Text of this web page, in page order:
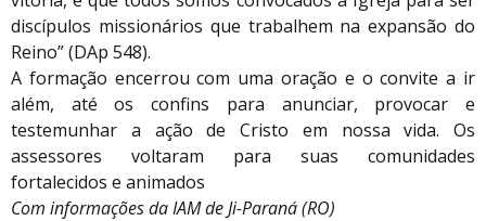
discípulos missionários que trabalhem na expansão do
Reino” (DAp 548).
A formação encerrou com uma oração e o convite a ir
além, até os confins para anunciar, provocar e
testemunhar a ação de Cristo em nossa vida. Os
assessores voltaram para suas comunidades
fortalecidos e animados
Com informações da IAM de Ji-Paraná (RO)